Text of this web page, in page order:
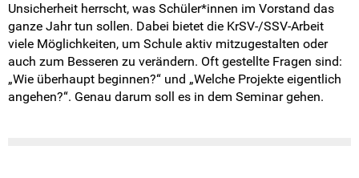
Unsicherheit herrscht, was Schüler*innen im Vorstand das
ganze Jahr tun sollen. Dabei bietet die KrSV-/SSV-Arbeit
viele Möglichkeiten, um Schule aktiv mitzugestalten oder
auch zum Besseren zu verändern. Oft gestellte Fragen sind:
„Wie überhaupt beginnen?“ und „Welche Projekte eigentlich
angehen?“. Genau darum soll es in dem Seminar gehen.